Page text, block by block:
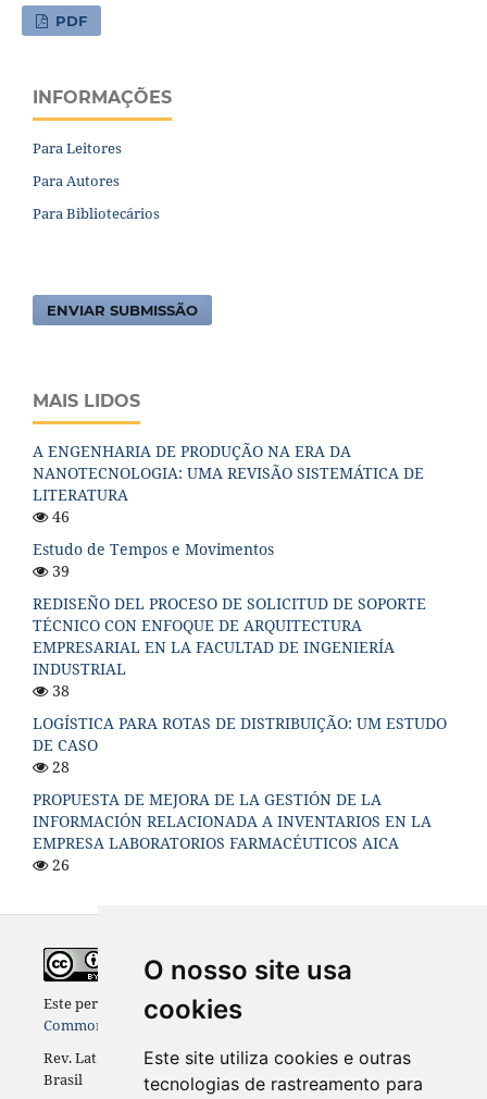
O nosso site usa
cookies
Este site utiliza cookies e outras
tecnologias de rastreamento para
PDF
INFORMAÇÕES
Para Leitores
Para Autores
Para Bibliotecários
ENVIAR SUBMISSÃO
MAIS LIDOS
A ENGENHARIA DE PRODUÇÃO NA ERA DA
NANOTECNOLOGIA: UMA REVISÃO SISTEMÁTICA DE
LITERATURA
46
Estudo de Tempos e Movimentos
39
REDISEÑO DEL PROCESO DE SOLICITUD DE SOPORTE
TÉCNICO CON ENFOQUE DE ARQUITECTURA
EMPRESARIAL EN LA FACULTAD DE INGENIERÍA
INDUSTRIAL
38
LOGÍSTICA PARA ROTAS DE DISTRIBUIÇÃO: UM ESTUDO
DE CASO
28
PROPUESTA DE MEJORA DE LA GESTIÓN DE LA
INFORMACIÓN RELACIONADA A INVENTARIOS EN LA
EMPRESA LABORATORIOS FARMACÉUTICOS AICA
26
Este periódico está licenciado com uma
Commons - Atribuição - NãoComercial 4.0 Internacional
Rev. Lat.-Am. Inov. Eng. Prod. [ReLAInEP], Curitiba (PR),
Brasil